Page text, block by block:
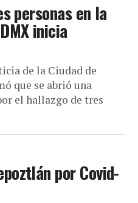
personas en la
inicia
de la Ciudad de
que se abrió una
el hallazgo de tres
por Covid-